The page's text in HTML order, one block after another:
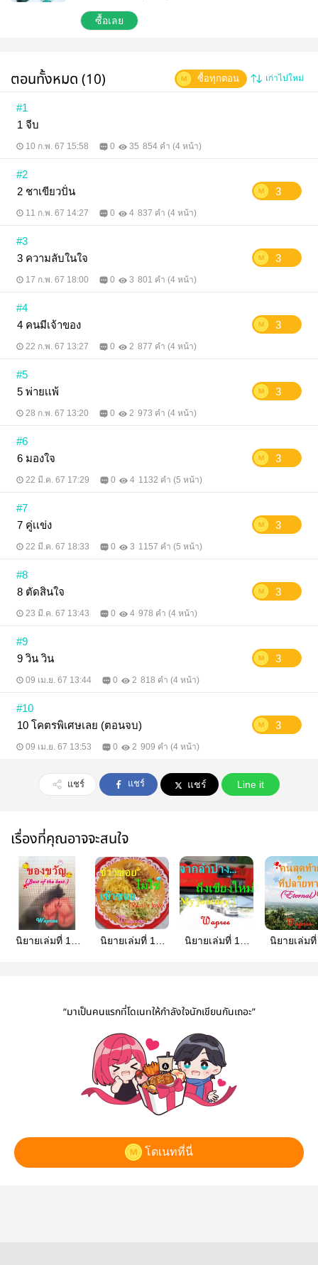
ซื้อเลย
ตอนทั้งหมด (10) เก่าไปใหม่
ซื้อทุกตอน
#1
1 จีบ
10 ก.พ. 67 15:58 0 35 854 คำ (4 หน้า)
#2
2 ชาเขียวปั่น
3
11 ก.พ. 67 14:27 0 4 837 คำ (4 หน้า)
#3
3 ความลับในใจ
3
17 ก.พ. 67 18:00 0 3 801 คำ (4 หน้า)
#4
4 คนมีเจ้าของ
3
22 ก.พ. 67 13:27 0 2 877 คำ (4 หน้า)
#5
5 พ่ายเเพ้
3
28 ก.พ. 67 13:20 0 2 973 คำ (4 หน้า)
#6
6 มองใจ
3
22 มี.ค. 67 17:29 0 4 1132 คำ (5 หน้า)
#7
7 คู่เเข่ง
3
22 มี.ค. 67 18:33 0 3 1157 คำ (5 หน้า)
#8
8 ตัดสินใจ
3
23 มี.ค. 67 13:43 0 4 978 คำ (4 หน้า)
#9
9 วิน วิน
3
09 เม.ย. 67 13:44 0 2 818 คำ (4 หน้า)
#10
10 โคตรพิเศษเลย (ตอนจบ)
3
09 เม.ย. 67 13:53 0 2 909 คำ (4 หน้า)
แชร์ แชร์ แชร์ Line it
เรื่องที่คุณอาจจะสนใจ
นิยายเล่มที่ 16:
นิยายเล่มที่ 14:
นิยายเล่มที่ 13:
นิยายเล่ม
“มาเป็นคนแรกที่โดเนทให้กำลังใจนักเขียนกันเถอะ”
โดเนทที่นี่